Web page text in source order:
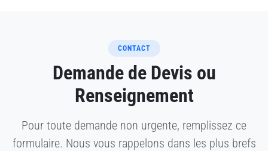
CONTACT
Demande de Devis ou
Renseignement
Pour toute demande non urgente, remplissez ce
formulaire. Nous vous rappelons dans les plus brefs